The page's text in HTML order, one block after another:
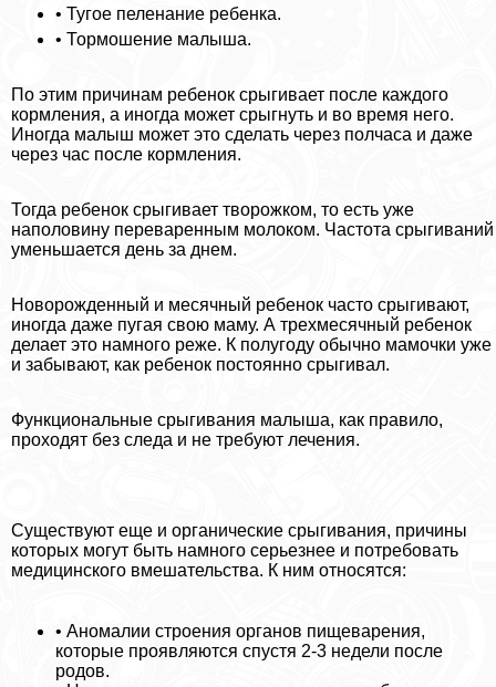
• Тугое пеленание ребенка.
• Тормошение малыша.
По этим причинам ребенок срыгивает после каждого
кормления, а иногда может срыгнуть и во время него.
Иногда малыш может это сделать через полчаса и даже
через час после кормления.
Тогда ребенок срыгивает творожком, то есть уже
наполовину переваренным молоком. Частота срыгиваний
уменьшается день за днем.
Новорожденный и мecячный ребенок часто срыгивают,
иногда даже пугая свою маму. А трехмecячный ребенок
делает это намного реже. К полугоду обычно мамочки уже
и забывают, как ребенок постоянно срыгивал.
Функциональные срыгивания малыша, как правило,
проходят без следа и не требуют лечения.
Существуют еще и органические срыгивания, причины
которых могут быть намного серьезнее и потребовать
медицинского вмешательства. К ним относятся:
• Аномалии строения органов пищеварения,
которые проявляются спустя 2-3 недели после
родов.